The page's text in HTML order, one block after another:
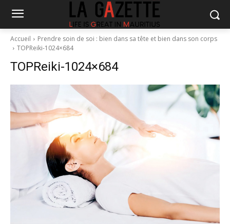
Accueil
Prendre soin de soi : bien dans sa tête et bien dans son corps
TOPReiki-1024×684
TOPReiki-1024×684